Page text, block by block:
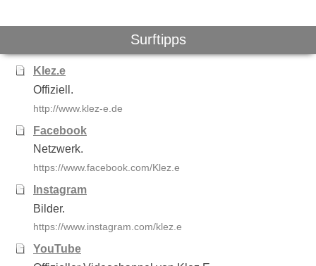
Surftipps
Klez.e
Offiziell.
http://www.klez-e.de
Facebook
Netzwerk.
https://www.facebook.com/Klez.e
Instagram
Bilder.
https://www.instagram.com/klez.e
YouTube